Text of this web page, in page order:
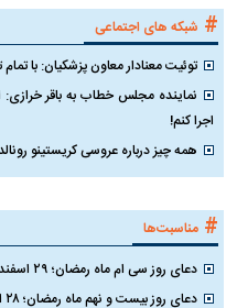
# شبکه های اجتماعی
توئیت معنادار معاون پزشکیان: با
نماینده مجلس خطاب به باقر
اجرا کنم!
همه چیز درباره عروسی کریستینو
# مناسبت‌ها
دعای روز سی ام ماه رمضان؛ ۲۹ اسفند ۱۴۰۴
دعای روز بیست و نهم ماه رمضان؛ ۲۸ اسفند ۱۴۰۴